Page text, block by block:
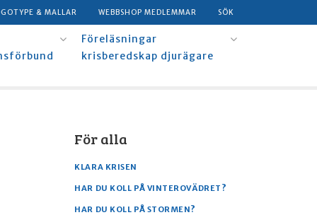
& MALLAR WEBBSHOP MEDLEMMAR SÖK
Föreläsningar
krisberedskap djurägare
För alla
KLARA KRISEN
HAR DU KOLL PÅ VINTEROVÄDRET?
HAR DU KOLL PÅ STORMEN?